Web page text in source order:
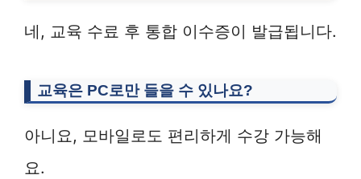
네, 교육 수료 후 통합 이수증이 발급됩니다.
교육은 PC로만 들을 수 있나요?
아니요, 모바일로도 편리하게 수강 가능해
요.